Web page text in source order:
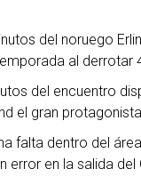
del noruego
al derrotar
del encuentro
el gran
falta dentro del
error en la salida